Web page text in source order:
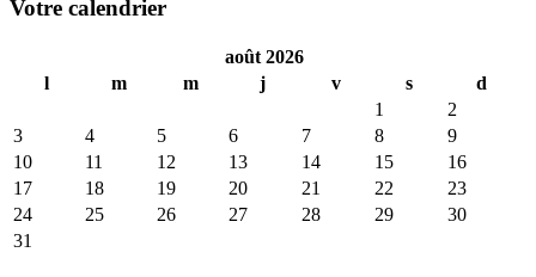
Votre calendrier
août 2026
l
m m j v s
d
1
2
3
4 5 6 7 8
9
10
11 12 13 14 15
16
17
18 19 20 21 22
23
24
25 26 27 28 29
30
31